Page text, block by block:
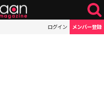
ログイン メンバー登録